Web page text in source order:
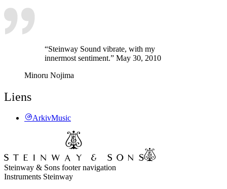
“Steinway Sound vibrate, with my
innermost sentiment.” May 30, 2010
Minoru Nojima
Liens
ArkivMusic
Steinway & Sons footer navigation
Instruments Steinway